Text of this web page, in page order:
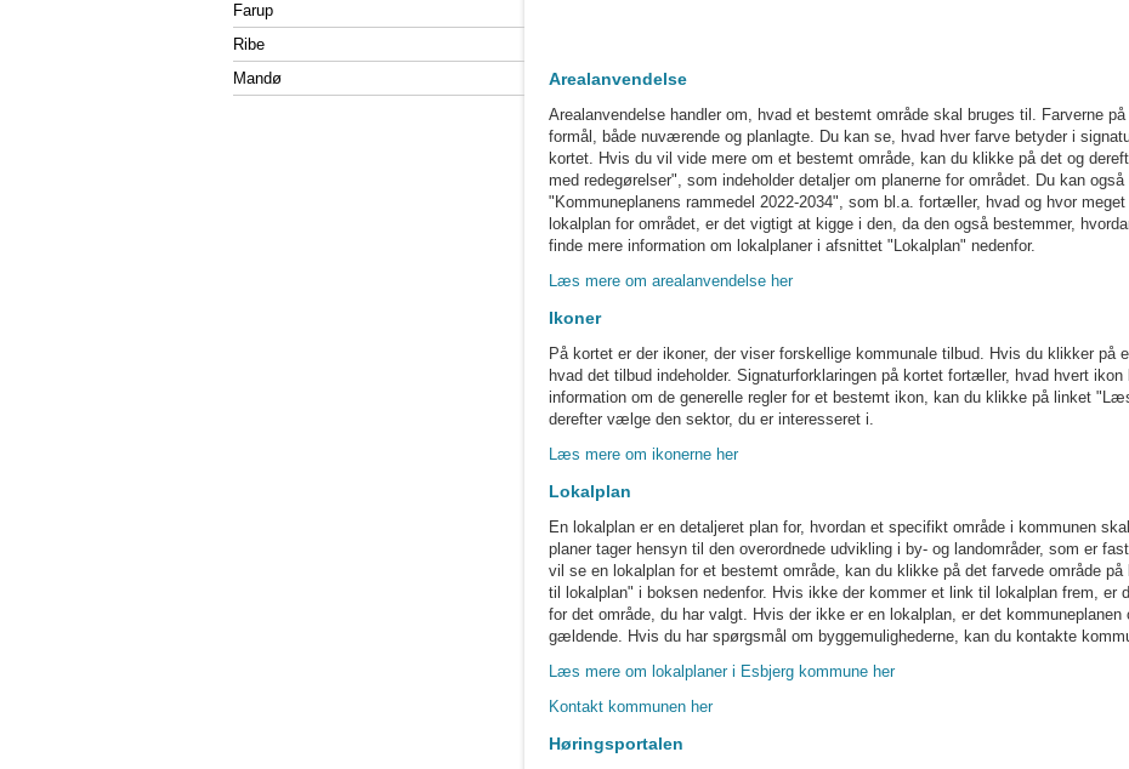
Farup
Ribe
Mandø
Arealanvendelse
Arealanvendelse handler om, hvad et bestemt område skal bruges til. Farverne
formål, både nuværende og planlagte. Du kan se, hvad hver farve betyder i
kortet. Hvis du vil vide mere om et bestemt område, kan du klikke på det og
med redegørelser", som indeholder detaljer om planerne for området. Du kan
"Kommuneplanens rammedel 2022-2034", som bl.a. fortæller, hvad og hvor
lokalplan for området, er det vigtigt at kigge i den, da den også bestemmer,
finde mere information om lokalplaner i afsnittet "Lokalplan" nedenfor.
Læs mere om arealanvendelse her
Ikoner
På kortet er der ikoner, der viser forskellige kommunale tilbud. Hvis du klikker på
hvad det tilbud indeholder. Signaturforklaringen på kortet fortæller, hvad hvert
information om de generelle regler for et bestemt ikon, kan du klikke på linket
derefter vælge den sektor, du er interesseret i.
Læs mere om ikonerne her
Lokalplan
En lokalplan er en detaljeret plan for, hvordan et specifikt område i kommunen
planer tager hensyn til den overordnede udvikling i by- og landområder, som er
vil se en lokalplan for et bestemt område, kan du klikke på det farvede område
til lokalplan" i boksen nedenfor. Hvis ikke der kommer et link til lokalplan frem, er
for det område, du har valgt. Hvis der ikke er en lokalplan, er det kommuneplanen
gældende. Hvis du har spørgsmål om byggemulighederne, kan du kontakte
Læs mere om lokalplaner i Esbjerg kommune her
Kontakt kommunen her
Høringsportalen